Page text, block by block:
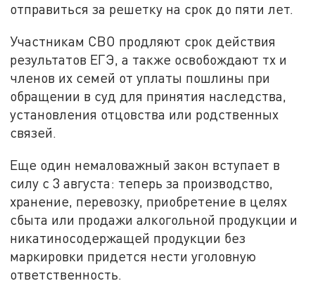
отправиться за решетку на срок до пяти лет.
Участникам СВО продляют срок действия
результатов ЕГЭ, а также освобождают тх и
членов их семей от уплаты пошлины при
обращении в суд для принятия наследства,
установления отцовства или родственных
связей.
Еще один немаловажный закон вступает в
силу с 3 августа: теперь за производство,
хранение, перевозку, приобретение в целях
сбыта или продажи алкогольной продукции и
никатиносодержащей продукции без
маркировки придется нести уголовную
ответственность.